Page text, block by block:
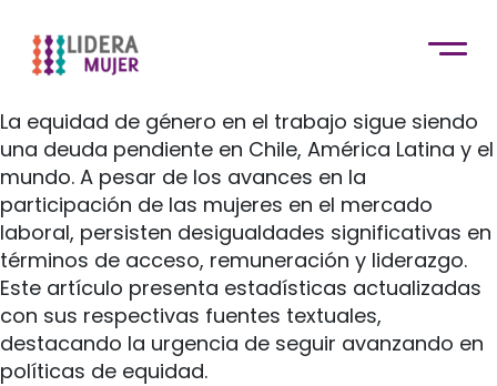
La equidad de género en el trabajo sigue siendo
una deuda pendiente en Chile, América Latina y el
mundo. A pesar de los avances en la
participación de las mujeres en el mercado
laboral, persisten desigualdades significativas en
términos de acceso, remuneración y liderazgo.
Este artículo presenta estadísticas actualizadas
con sus respectivas fuentes textuales,
destacando la urgencia de seguir avanzando en
políticas de equidad.